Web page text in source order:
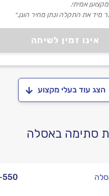
אינו זמין לשיחה
אמיתי.
מיד את התקלה ונתן מחיר הוגן.״
הצג עוד בעלי מקצוע
סתימה באסלה